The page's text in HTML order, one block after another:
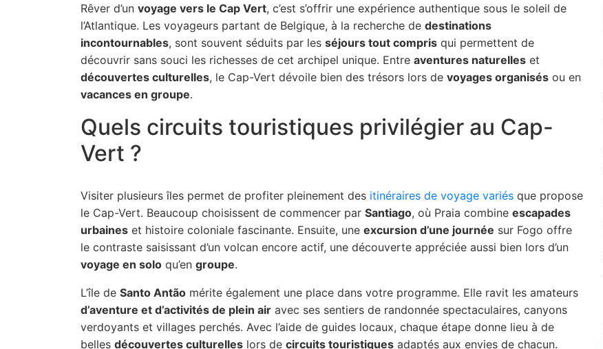
Rêver d’un voyage vers le Cap Vert, c’est s’offrir une expérience authentique sous le soleil de
l’Atlantique. Les voyageurs partant de Belgique, à la recherche de destinations
incontournables, sont souvent séduits par les séjours tout compris qui permettent de
découvrir sans souci les richesses de cet archipel unique. Entre aventures naturelles et
découvertes culturelles, le Cap-Vert dévoile bien des trésors lors de voyages organisés ou en
vacances en groupe.
Quels circuits touristiques privilégier au Cap-
Vert ?
Visiter plusieurs îles permet de profiter pleinement des itinéraires de voyage variés que propose
le Cap-Vert. Beaucoup choisissent de commencer par Santiago, où Praia combine escapades
urbaines et histoire coloniale fascinante. Ensuite, une excursion d’une journée sur Fogo offre
le contraste saisissant d’un volcan encore actif, une découverte appréciée aussi bien lors d’un
voyage en solo qu’en groupe.
L’île de Santo Antão mérite également une place dans votre programme. Elle ravit les amateurs
d’aventure et d’activités de plein air avec ses sentiers de randonnée spectaculaires, canyons
verdoyants et villages perchés. Avec l’aide de guides locaux, chaque étape donne lieu à de
belles découvertes culturelles lors de circuits touristiques adaptés aux envies de chacun.